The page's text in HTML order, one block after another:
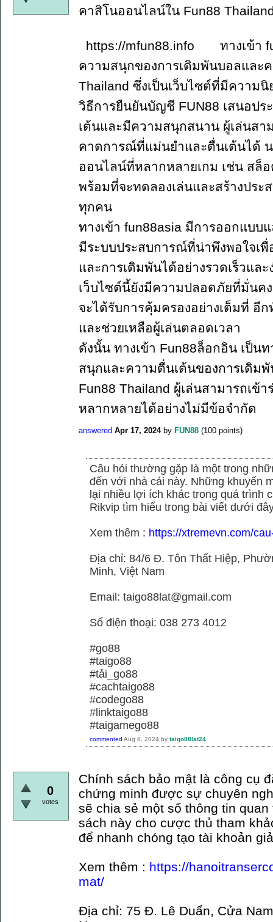
คาสิโนออนไลน์ใน Fun88
https://mfun88.info ทางเข้า
ความสนุกของการเดิมพันบอลและ
Thailand ซึ่งเป็นเว็บไซต์ที่มีความ
วิธีการยืนยันบัญชี FUN88 เสนอป
เต้นและมีความสนุกสนาน ผู้เล่นสา
คาดการณ์ที่แม่นยำและตื่นเต้นได้
ออนไลน์ที่หลากหลายเกม เช่น สล็
พร้อมที่จะทดลองเล่นและสร้างปร
ทุกคน
ทางเข้า fun88asia มีการออกแบบ
มีระบบประสบการณ์ที่น่าพึงพอใจเพื่
และการเดิมพันได้อย่างรวดเร็วและ
เว็บไซต์นี้ยังมีความปลอดภัยที่มั่นค
จะได้รับการคุ้มครองอย่างเต็มที่ อี
และช่วยเหลือผู้เล่นตลอดเวลา
ดังนั้น ทางเข้า Fun88ล็อกอิน เป็น
สนุกและความตื่นเต้นของการเดิม
Fun88 Thailand ผู้เล่นสามารถเข้
หลากหลายได้อย่างไม่มีข้อจำกัด
answered Apr 17, 2024 by FUN88 (100 points)
Câu hỏi thường gặp là một trong
đến với nhà cái này. Những khuyến
lại nhiều lợi ích khác trong quá trình
Rikvip tìm hiểu trong bài viết dưới
Xem thêm : https://xtremevn.com/
Địa chỉ: 84/6 Đ. Tôn Thất Hiệp,
Minh, Việt Nam
Email: taigo88lat@gmail.com
Số điện thoại: 038 273 4012
#go88
#taigo88
#tải_go88
#cachtaigo88
#codego88
#linktaigo88
#taigamego88
commented Aug 8, 2024 by taigo88lat24
0
votes
Chính sách bảo mật là công cụ
chứng minh được sự chuyên
sẽ chia sẻ một số thông tin
sách này cho cược thủ tham
để nhanh chóng tạo tài khoản
Xem thêm : https://
mat/
Địa chỉ: 75 Đ. Lê Duẩn, Cửa